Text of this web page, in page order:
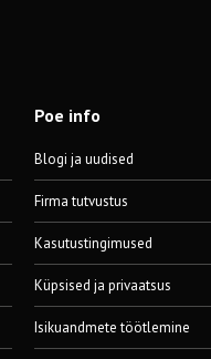
Poe info
Blogi ja uudised
Firma tutvustus
Kasutustingimused
Küpsised ja privaatsus
Isikuandmete töötlemine